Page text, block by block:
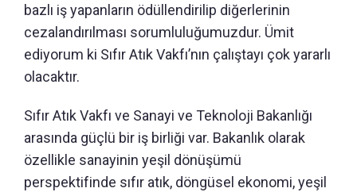
bazlı iş yapanların ödüllendirilip diğerlerinin
cezalandırılması sorumluluğumuzdur. Ümit
ediyorum ki Sıfır Atık Vakfı’nın çalıştayı çok yararlı
olacaktır.
Sıfır Atık Vakfı ve Sanayi ve Teknoloji Bakanlığı
arasında güçlü bir iş birliği var. Bakanlık olarak
özellikle sanayinin yeşil dönüşümü
perspektifinde sıfır atık, döngüsel ekonomi, yeşil